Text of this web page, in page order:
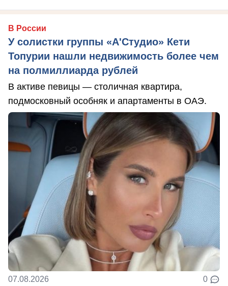
В России
У солистки группы «А'Студио» Кети
Топурии нашли недвижимость более чем
на полмиллиарда рублей
В активе певицы — столичная квартира,
подмосковный особняк и апартаменты в ОАЭ.
07.08.2026 0